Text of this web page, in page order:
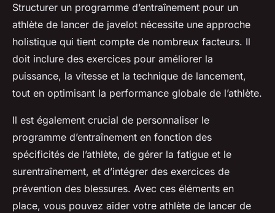
Structurer un programme d’entraînement pour un
athlète de lancer de javelot nécessite une approche
holistique qui tient compte de nombreux facteurs. Il
doit inclure des exercices pour améliorer la
puissance, la vitesse et la technique de lancement,
tout en optimisant la performance globale de l’athlète.
Il est également crucial de personnaliser le
programme d’entraînement en fonction des
spécificités de l’athlète, de gérer la fatigue et le
surentraînement, et d’intégrer des exercices de
prévention des blessures. Avec ces éléments en
place, vous pouvez aider votre athlète de lancer de